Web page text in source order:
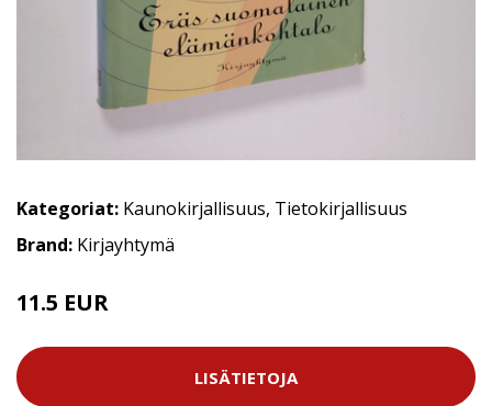
Kategoriat: Kaunokirjallisuus, Tietokirjallisuus
Brand: Kirjayhtymä
11.5 EUR
LISÄTIETOJA